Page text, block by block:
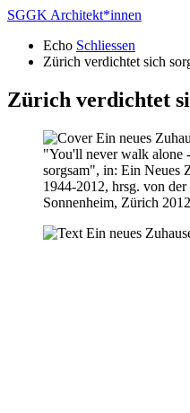
SGGK Architekt*innen
Echo Schliessen
Zürich verdichtet sich
Zürich verdichtet
"You'll never walk alone
sorgsam", in: Ein Neues
1944-2012, hrsg. von der
Sonnenheim, Zürich